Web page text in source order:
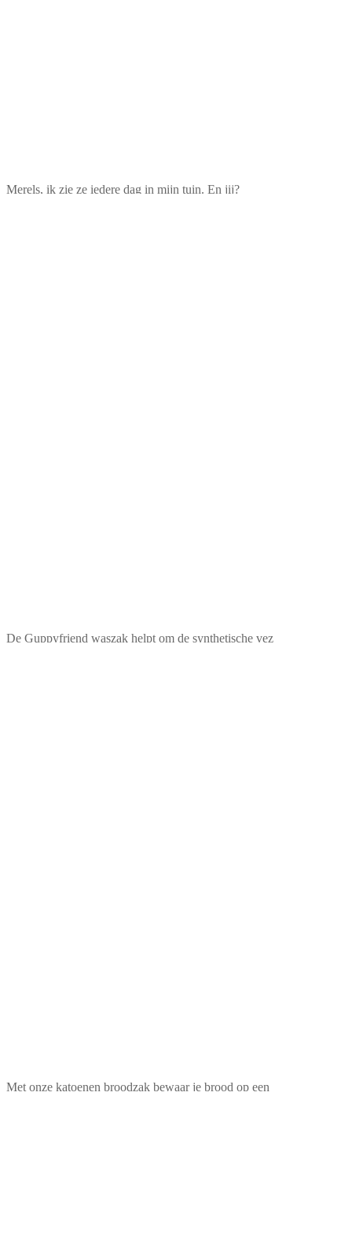
Merels, ik zie ze iedere dag in mijn tuin. En jij?
De Guppyfriend waszak helpt om de synthetische vez
Met onze katoenen broodzak bewaar je brood op een